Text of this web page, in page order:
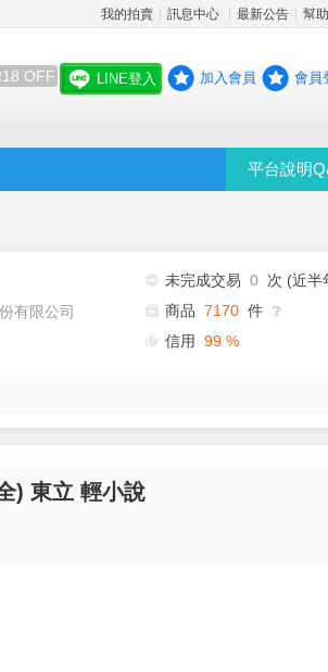
我的拍賣 訊息中心 最新公告 幫
OFF LINE登入 加入會員 會員
平台說明
有限公司
未完成交易 0
次 (近半
商品 7170 件 ❔
信用 99 %
) 東立 輕小說